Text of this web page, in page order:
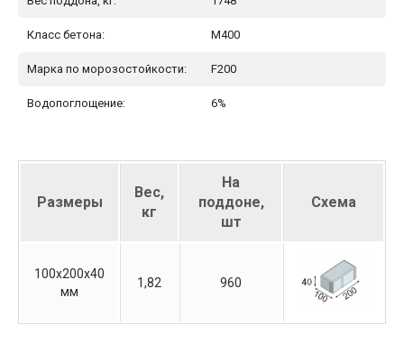
Класс бетона: М400
Марка по морозостойкости: F200
Водопоглощение: 6%
Размеры
Вес,
кг
На
поддоне,
шт
Схема
100х200х40
мм
1,82 960